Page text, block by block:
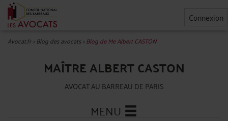
Connexion
Avocat.fr>Blog des avocats>Blog de Me Albert CASTON
MAÎTRE ALBERT CASTON
AVOCAT AU BARREAU DE PARIS
MENU